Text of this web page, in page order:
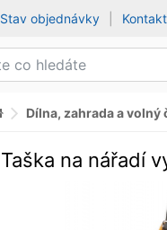
Stav objednávky Kontakt
Dílna, zahrada a volný
Taška na nářadí